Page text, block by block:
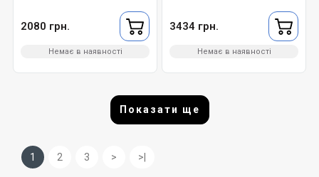
2080 грн.
Немає в наявності
3434 грн.
Немає в наявності
Показати ще
1 2 3 > >|